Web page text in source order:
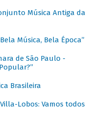
Música Antiga da
Música, Bela Época”
de São Paulo -
Brasileira
Lobos: Vamos todos